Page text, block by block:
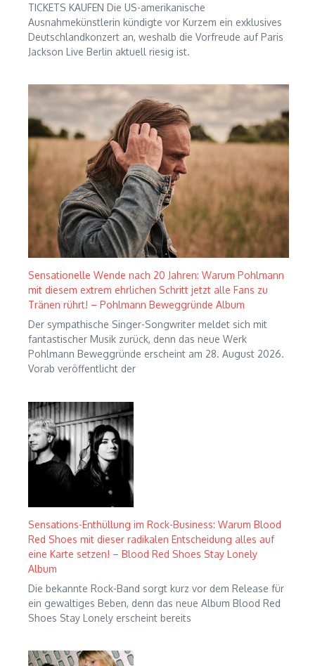
TICKETS KAUFEN Die US-amerikanische
Ausnahmekünstlerin kündigte vor Kurzem ein exklusives
Deutschlandkonzert an, weshalb die Vorfreude auf Paris
Jackson Live Berlin aktuell riesig ist.
Sensationelle Wende nach 20 Jahren: Warum Pohlmann
mit diesem extrem ehrlichen Schritt jetzt alle Fans zu
Tränen rührt! – Pohlmann Beweggründe Album
Der sympathische Singer-Songwriter meldet sich mit
fantastischer Musik zurück, denn das neue Werk
Pohlmann Beweggründe erscheint am 28. August 2026.
Vorab veröffentlicht der
Sensations-Enthüllung im Rock-Business: Warum Blood
Red Shoes mit dieser radikalen Entscheidung alles auf
eine Karte setzen! – Blood Red Shoes Stay Lonely
Album
Die bekannte Rock-Band sorgt kurz vor dem Release für
ein gewaltiges Beben, denn das neue Album Blood Red
Shoes Stay Lonely erscheint bereits